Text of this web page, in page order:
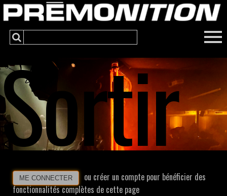
Sortir
ME CONNECTER
ou créer un compte pour bénéficier des
fonctionnalités complètes de cette page